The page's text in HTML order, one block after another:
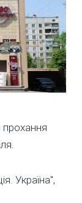
прохання
Україна",